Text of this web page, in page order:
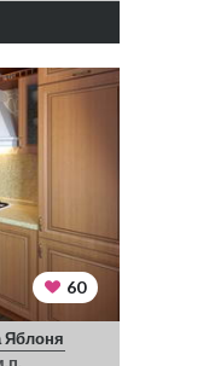
60
Яблоня